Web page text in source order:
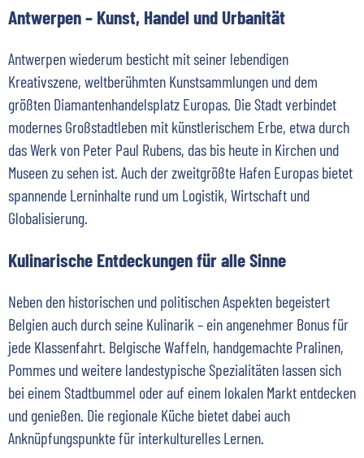
Antwerpen – Kunst, Handel und Urbanität
Antwerpen wiederum besticht mit seiner lebendigen
Kreativszene, weltberühmten Kunstsammlungen und dem
größten Diamantenhandelsplatz Europas. Die Stadt verbindet
modernes Großstadtleben mit künstlerischem Erbe, etwa durch
das Werk von Peter Paul Rubens, das bis heute in Kirchen und
Museen zu sehen ist. Auch der zweitgrößte Hafen Europas bietet
spannende Lerninhalte rund um Logistik, Wirtschaft und
Globalisierung.
Kulinarische Entdeckungen für alle Sinne
Neben den historischen und politischen Aspekten begeistert
Belgien auch durch seine Kulinarik – ein angenehmer Bonus für
jede Klassenfahrt. Belgische Waffeln, handgemachte Pralinen,
Pommes und weitere landestypische Spezialitäten lassen sich
bei einem Stadtbummel oder auf einem lokalen Markt entdecken
und genießen. Die regionale Küche bietet dabei auch
Anknüpfungspunkte für interkulturelles Lernen.